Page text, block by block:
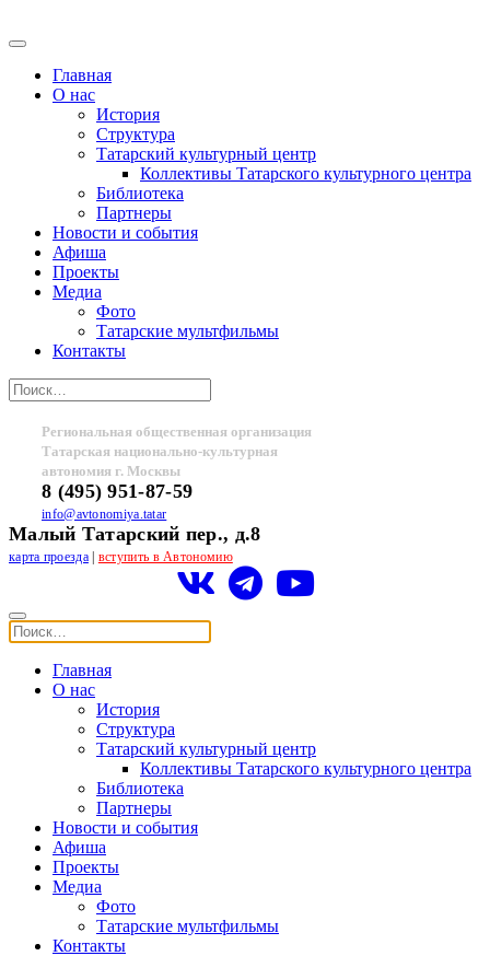
Главная
О нас
История
Структура
Татарский культурный центр
Коллективы Татарского культурного центра
Библиотека
Партнеры
Новости и события
Афиша
Проекты
Медиа
Фото
Татарские мультфильмы
Контакты
Региональная общественная организация
Татарская национально-культурная
автономия г. Москвы
8 (495) 951-87-59
info@avtonomiya.tatar
Малый Татарский пер., д.8
карта проезда| вступить в Автономию
Главная
О нас
История
Структура
Татарский культурный центр
Коллективы Татарского культурного центра
Библиотека
Партнеры
Новости и события
Афиша
Проекты
Медиа
Фото
Татарские мультфильмы
Контакты